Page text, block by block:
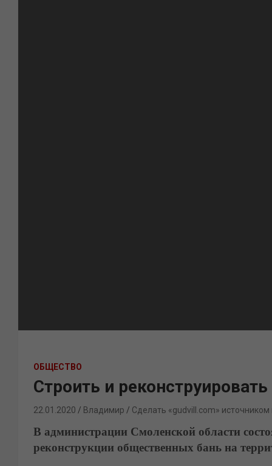
ОБЩЕСТВО
Строить и
22.01.2020 Владимир Сделать «gudvill.com» источником
В администрации Смоленской области
реконструкции общественных бань на